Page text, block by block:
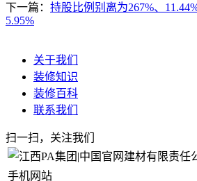
下一篇： 持股比例别离为267%、
5.95%
关于我们
装修知识
装修百科
联系我们
扫一扫，关注我们
手机网站